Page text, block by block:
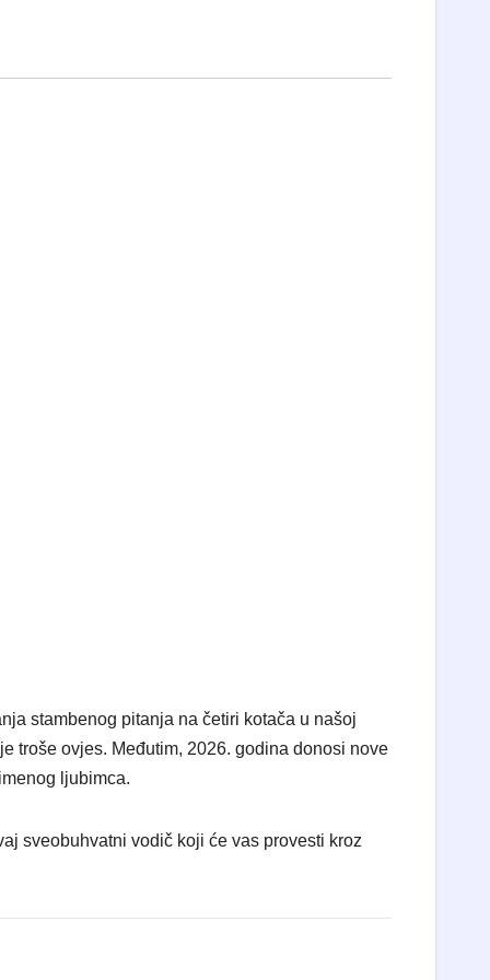
stambenog pitanja na četiri kotača u našoj
troše ovjes. Međutim, 2026. godina donosi nove
ljubimca.
sveobuhvatni vodič koji će vas provesti kroz